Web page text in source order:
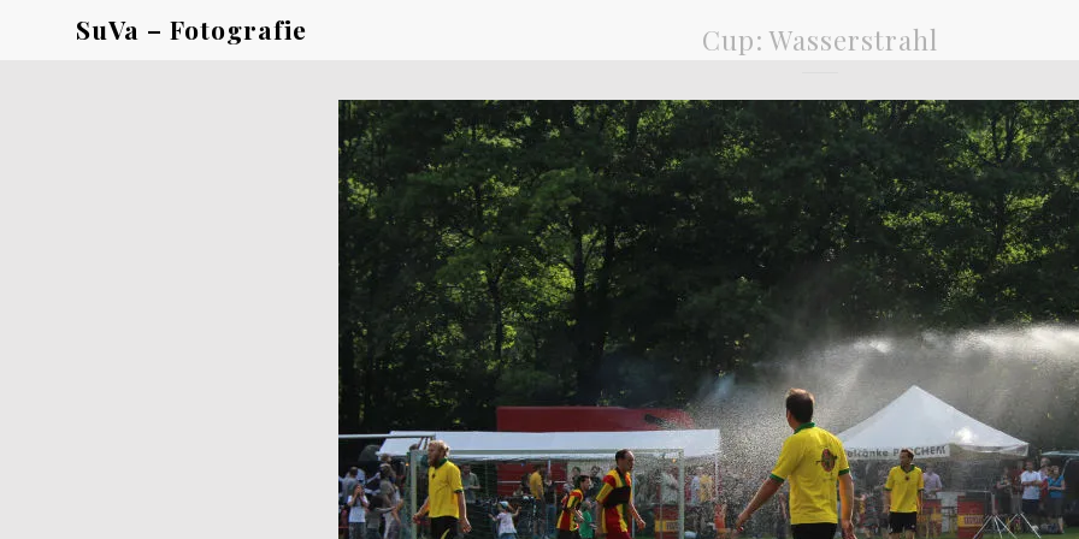
SuVa – Fotografie Cup: Wasserstrahl